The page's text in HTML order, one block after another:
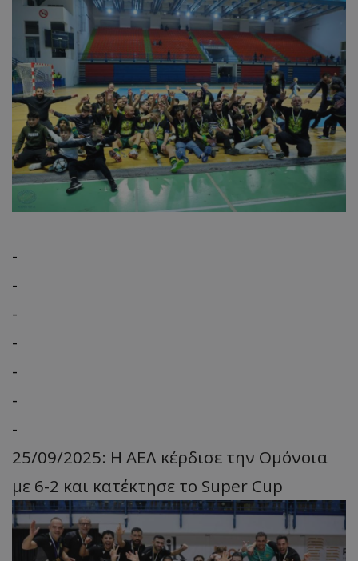
-
-
-
-
-
-
-
25/09/2025: Η ΑΕΛ κέρδισε την Ομόνοια
με 6-2 και κατέκτησε το Super Cup